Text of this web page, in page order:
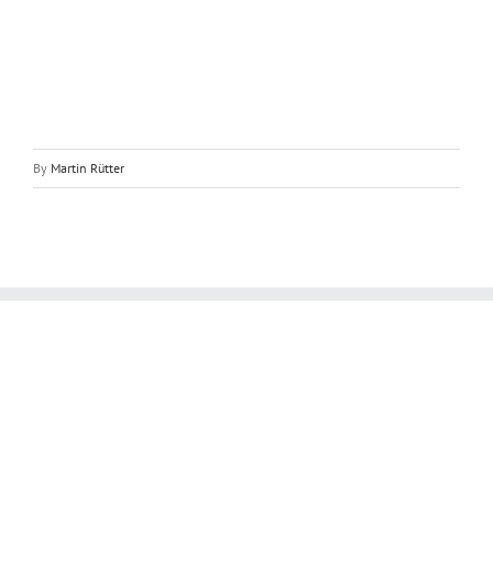
By Martin Rütter